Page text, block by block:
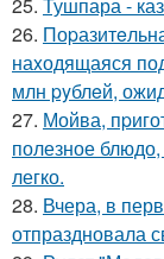
25. Тушпара -
26.
наxодящаяся
млн pyблeй,
27. Мойва,
полезное
легко.
28. Вчера, в
отпраздновала